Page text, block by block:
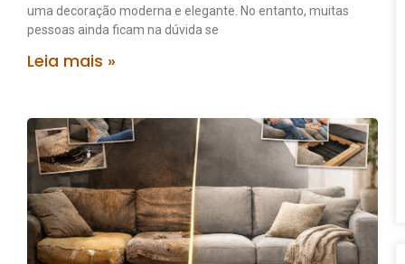
uma decoração moderna e elegante. No entanto, muitas
pessoas ainda ficam na dúvida se
Leia mais »